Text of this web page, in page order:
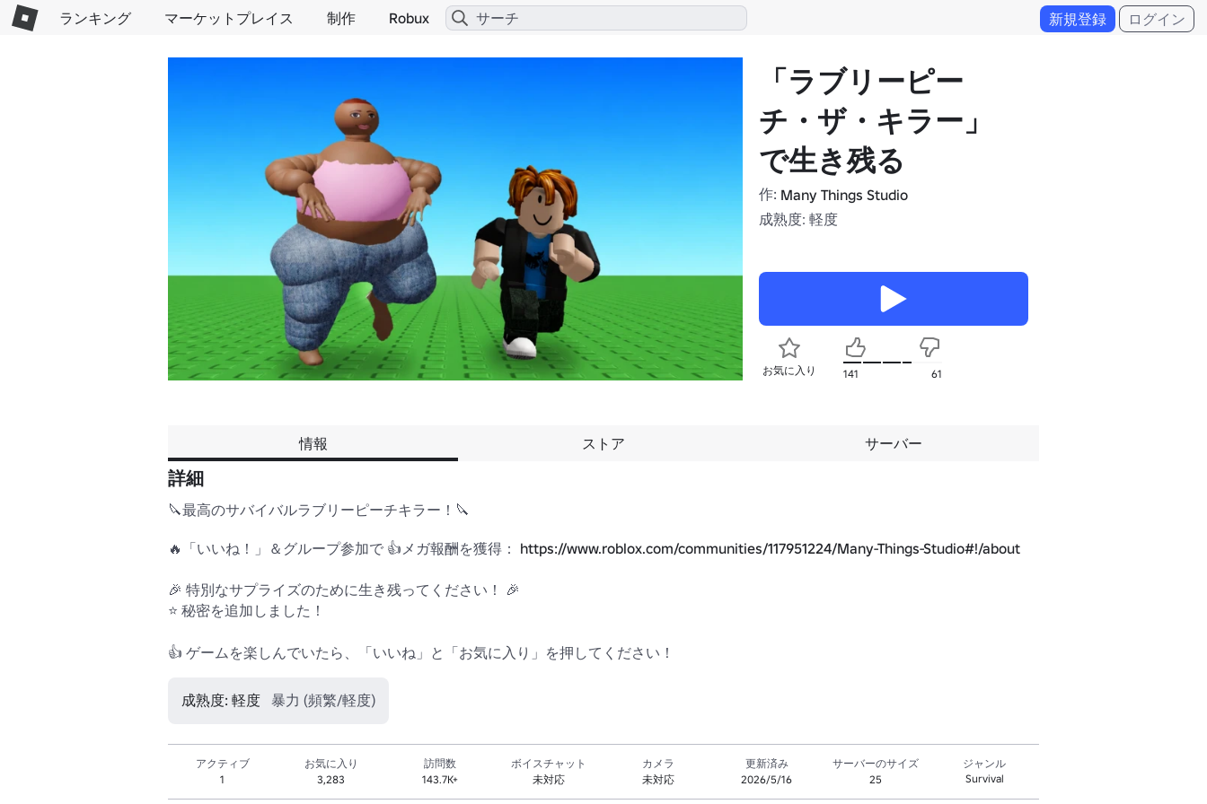
ランキング マーケットプレイス 制作 Robux 新規登録 ログイン
「ラブリーピー
チ・ザ・キラー」
で生き残る
作: Many Things Studio
成熟度: 軽度
お気に入り 141 61
情報 ストア サーバー
詳細
🔪最高のサバイバルラブリーピーチキラー！🔪
🔥「いいね！」＆グループ参加で 👍メガ報酬を獲得： https://www.roblox.com/communities/117951224/Many-Things-Studio#!/about
🎉 特別なサプライズのために生き残ってください！ 🎉
⭐ 秘密を追加しました！
👍 ゲームを楽しんでいたら、「いいね」と「お気に入り」を押してください！
成熟度: 軽度 暴力 (頻繁/軽度)
アクティブ
1
お気に入り
3,283
訪問数
143.7K+
ボイスチャット
未対応
カメラ
未対応
更新済み
2026/5/16
サーバーのサイズ
25
ジャンル
Survival